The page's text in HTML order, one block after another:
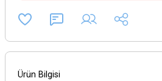
Ürün Bilgisi